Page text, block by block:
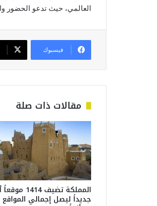
العالمي، حيث تدعو الحضور
فيسبوك
مقالات ذات صلة
المملكة تضيف 1414
جديداً ليصل إجمالي